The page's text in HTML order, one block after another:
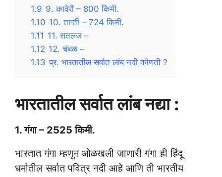
1.9 9. कावेरी – 800 किमी.
1.10 10. ताप्ती – 724 किमी.
1.11 11. सतलज –
1.12 12. चंबळ –
1.13 प्र. भारतातील सर्वात लांब नदी कोणती ?
भारतातील सर्वात लांब नद्या :
1. गंगा – 2525 किमी.
भारतात गंगा म्हणून ओळखली जाणारी गंगा ही हिंदू
धर्मातील सर्वात पवित्र नदी आहे आणि ती भारतीय